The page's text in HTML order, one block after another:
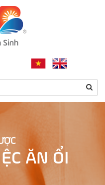
ĂN ỔI